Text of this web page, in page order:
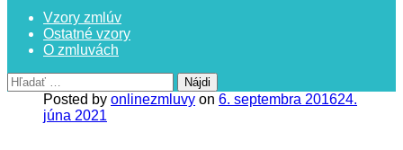
Vzory zmlúv
Ostatné vzory
O zmluvách
Hľadať:
Posted by onlinezmluvy on 6. septembra 201624.
júna 2021